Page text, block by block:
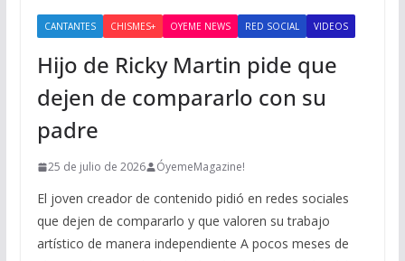
CANTANTES CHISMES+ OYEME NEWS RED SOCIAL VIDEOS
Hijo de Ricky Martin pide que
dejen de compararlo con su
padre
25 de julio de 2026 ÓyemeMagazine!
El joven creador de contenido pidió en redes sociales
que dejen de compararlo y que valoren su trabajo
artístico de manera independiente A pocos meses de